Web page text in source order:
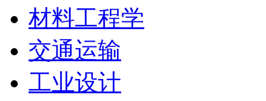
材料工程学
交通运输
工业设计